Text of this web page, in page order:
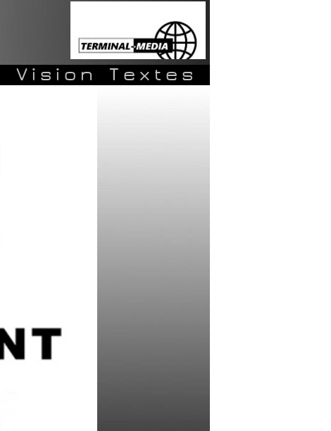
Vision Textes